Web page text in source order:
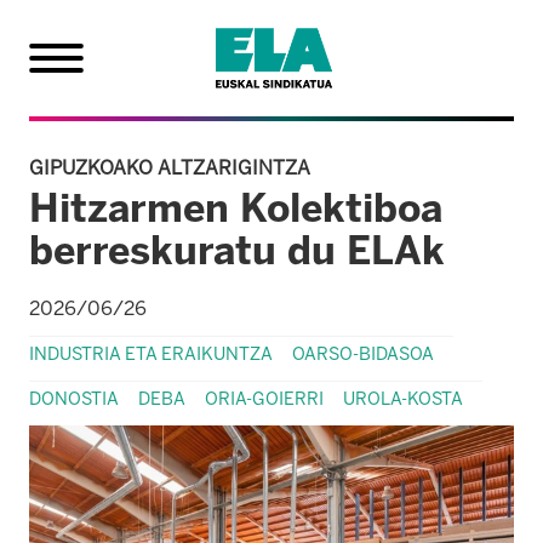
GIPUZKOAKO ALTZARIGINTZA
Hitzarmen Kolektiboa
berreskuratu du ELAk
2026/06/26
INDUSTRIA ETA ERAIKUNTZA OARSO-BIDASOA
DONOSTIA DEBA ORIA-GOIERRI UROLA-KOSTA